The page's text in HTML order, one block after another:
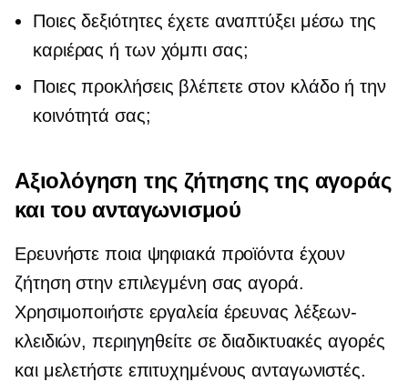
Ποιες δεξιότητες έχετε αναπτύξει μέσω της
καριέρας ή των χόμπι σας;
Ποιες προκλήσεις βλέπετε στον κλάδο ή την
κοινότητά σας;
Αξιολόγηση της ζήτησης της αγοράς
και του ανταγωνισμού
Ερευνήστε ποια ψηφιακά προϊόντα έχουν
ζήτηση στην επιλεγμένη σας αγορά.
Χρησιμοποιήστε εργαλεία έρευνας λέξεων-
κλειδιών, περιηγηθείτε σε διαδικτυακές αγορές
και μελετήστε επιτυχημένους ανταγωνιστές.